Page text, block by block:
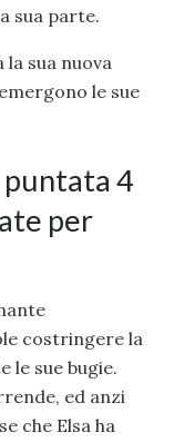
sua parte.
sua nuova
le sue
4
per
costringere la
le sue bugie.
ed anzi
che Elsa ha